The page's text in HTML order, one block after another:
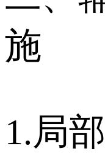
施
1.局